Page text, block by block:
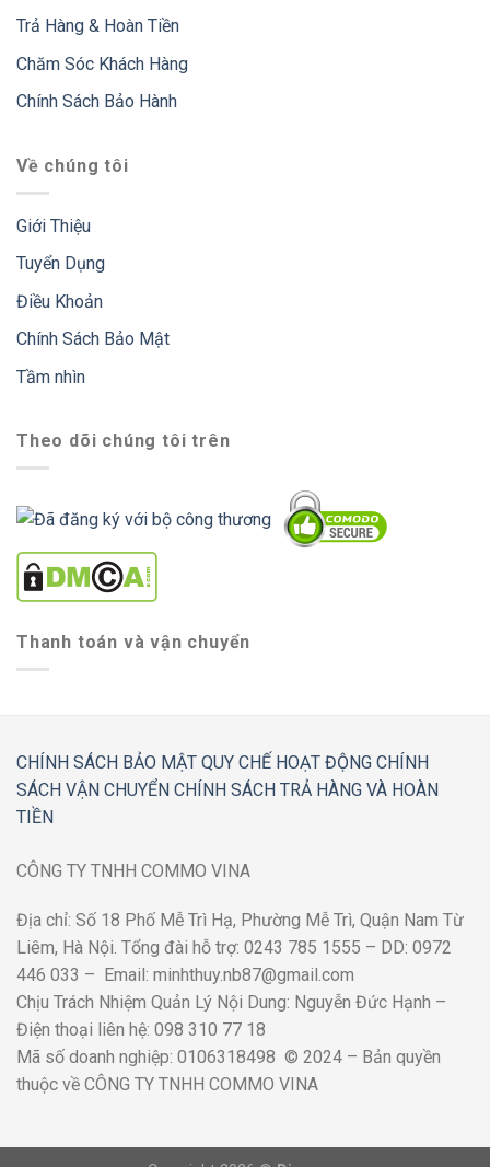
Trả Hàng & Hoàn Tiền
Chăm Sóc Khách Hàng
Chính Sách Bảo Hành
Về chúng tôi
Giới Thiệu
Tuyển Dụng
Điều Khoản
Chính Sách Bảo Mật
Tầm nhìn
Theo dõi chúng tôi trên
Thanh toán và vận chuyển
CHÍNH SÁCH BẢO MẬT QUY CHẾ HOẠT ĐỘNG CHÍNH
SÁCH VẬN CHUYỂN CHÍNH SÁCH TRẢ HÀNG VÀ HOÀN
TIỀN
CÔNG TY TNHH COMMO VINA
Địa chỉ: Số 18 Phố Mễ Trì Hạ, Phường Mễ Trì, Quận Nam Từ
Liêm, Hà Nội. Tổng đài hỗ trợ: 0243 785 1555 – DD: 0972
446 033 – Email: minhthuy.nb87@gmail.com
Chịu Trách Nhiệm Quản Lý Nội Dung: Nguyễn Đức Hạnh –
Điện thoại liên hệ: 098 310 77 18
Mã số doanh nghiệp: 0106318498 © 2024 – Bản quyền
thuộc về CÔNG TY TNHH COMMO VINA